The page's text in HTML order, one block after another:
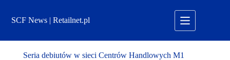
treściSCF News | Retailnet.pl
Seria debiutów w sieci Centrów Handlowych M1